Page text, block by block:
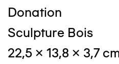
Donation
Sculpture Bois
22,5 x 13,8 x 3,7